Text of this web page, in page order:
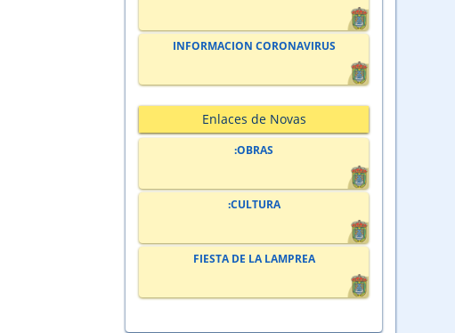
INFORMACION CORONAVIRUS
Enlaces de Novas
:OBRAS
:CULTURA
FIESTA DE LA LAMPREA